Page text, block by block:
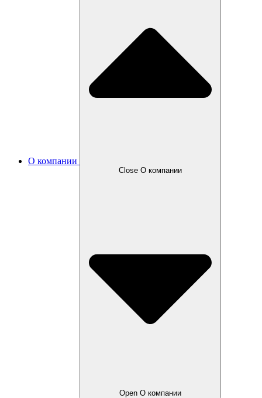
О компании
Close О компании
Open О компании